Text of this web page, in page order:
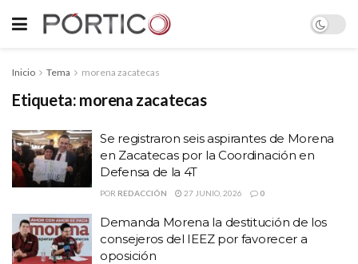
Inicio Tema morena zacatecas
Etiqueta: morena zacatecas
Se registraron seis aspirantes de Morena
en Zacatecas por la Coordinación en
Defensa de la 4T
POR REDACCIÓN 27 JUNIO, 2026 0
Demanda Morena la destitución de los
consejeros del IEEZ por favorecer a
oposición